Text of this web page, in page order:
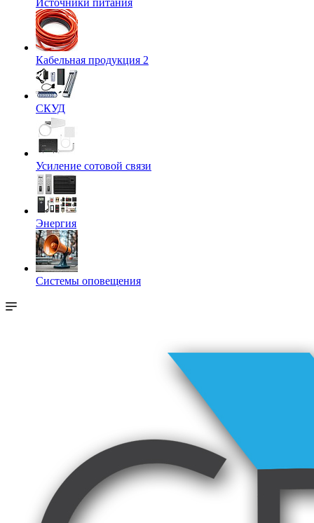
Источники питания
Кабельная продукция 2
СКУД
Усиление сотовой связи
Энергия
Системы оповещения